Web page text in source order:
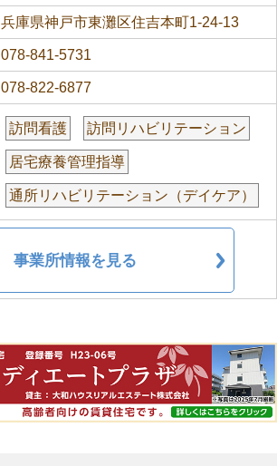
兵庫県神戸市東灘区住吉本町1-24-13
078-841-5731
078-822-6877
訪問看護 訪問リハビリテーション
居宅療養管理指導
通所リハビリテーション（デイケア）
事業所情報を見る